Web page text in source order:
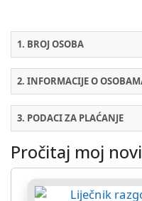
1. BROJ OSOBA
2. INFORMACIJE O
3. PODACI ZA PLAĆANJE
Pročitaj moj